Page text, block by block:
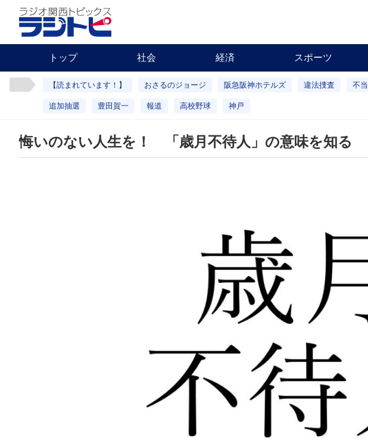
トップ 社会 経済 スポーツ
【読まれています！】 おさるのジョージ 阪急阪神ホテルズ 違法捜査 不
追加抽選 豊田賀一 報道 高校野球 神戸
悔いのない人生を！ 「歳月不待人」の意味を知る